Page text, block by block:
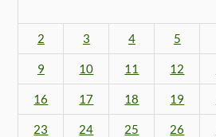
2 3 4 5
9 10 11 12
16 17 18 19
23 24 25 26